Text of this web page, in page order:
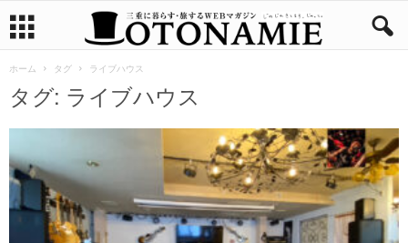
ホーム タグ ライブハウス
タグ: ライブハウス